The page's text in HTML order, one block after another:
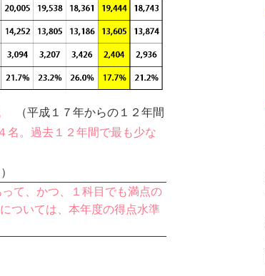
（平成１７年からの１２年間
名。過去１２年間で最も少な
って、かつ、１科目でも満点の
ついては、本年度の得点水準